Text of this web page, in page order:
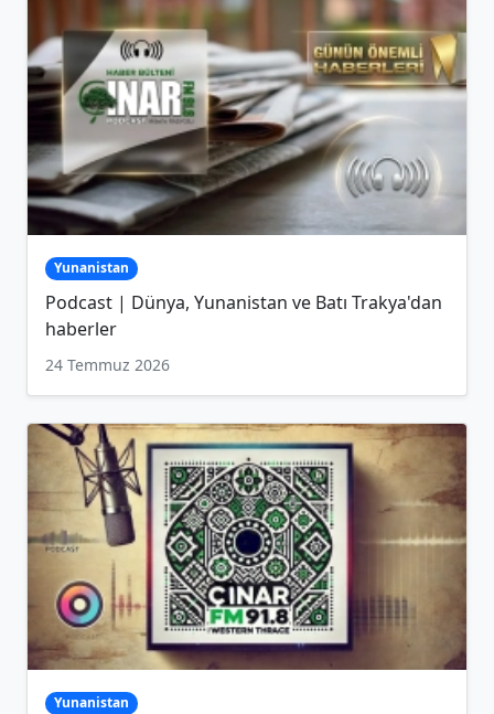
Yunanistan
Podcast | Dünya, Yunanistan ve Batı Trakya'dan
haberler
24 Temmuz 2026
Yunanistan